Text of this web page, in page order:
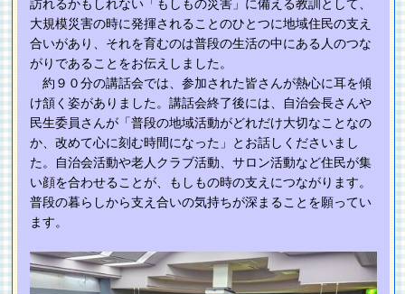
訪れるかもしれない「もしもの災害」に備える教訓として、
大規模災害の時に発揮されることのひとつに地域住民の支え
合いがあり、それを育むのは普段の生活の中にある人のつな
がりであることをお伝えしました。
約９０分の講話会では、参加された皆さんが熱心に耳を傾
け頷く姿がありました。講話会終了後には、自治会長さんや
民生委員さんが「普段の地域活動がどれだけ大切なことなの
か、改めて心に刻む時間になった」とお話しくださいまし
た。自治会活動や老人クラブ活動、サロン活動など住民が集
い顔を合わせることが、もしもの時の支えにつながります。
普段の暮らしから支え合いの気持ちが深まることを願ってい
ます。